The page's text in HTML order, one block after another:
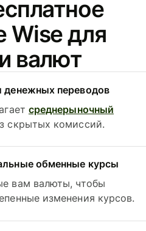
Wise для
валют
денежных переводов
среднерыночный
скрытых комиссий.
обменные курсы
вам валюты, чтобы
изменения курсов.